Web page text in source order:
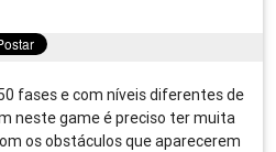
fases e com níveis diferentes de
neste game é preciso ter muita
os obstáculos que aparecerem